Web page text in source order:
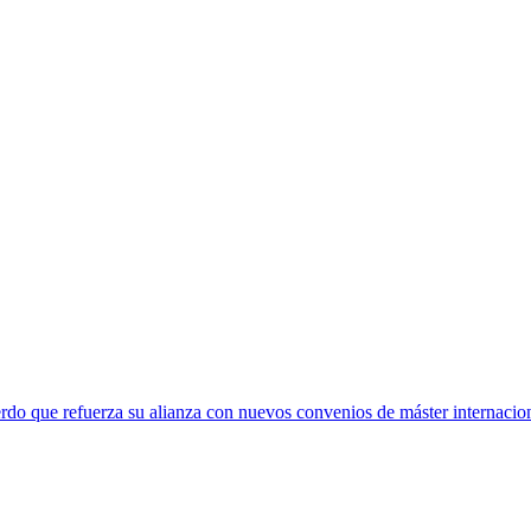
que refuerza su alianza con nuevos convenios de máster